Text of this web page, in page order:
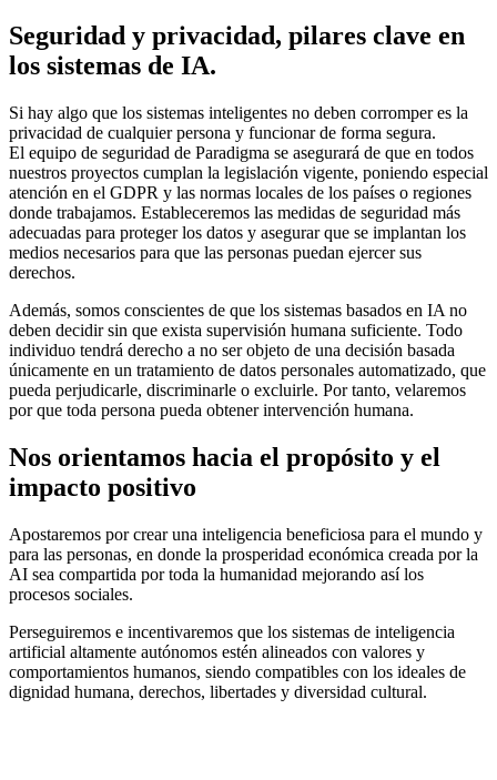
Seguridad y privacidad, pilares clave en
los sistemas de IA.
Si hay algo que los sistemas inteligentes no deben corromper es la
privacidad de cualquier persona y funcionar de forma segura.
El equipo de seguridad de Paradigma se asegurará de que en todos
nuestros proyectos cumplan la legislación vigente, poniendo especial
atención en el GDPR y las normas locales de los países o regiones
donde trabajamos. Estableceremos las medidas de seguridad más
adecuadas para proteger los datos y asegurar que se implantan los
medios necesarios para que las personas puedan ejercer sus
derechos.
Además, somos conscientes de que los sistemas basados en IA no
deben decidir sin que exista supervisión humana suficiente. Todo
individuo tendrá derecho a no ser objeto de una decisión basada
únicamente en un tratamiento de datos personales automatizado, que
pueda perjudicarle, discriminarle o excluirle. Por tanto, velaremos
por que toda persona pueda obtener intervención humana.
Nos orientamos hacia el propósito y el
impacto positivo
Apostaremos por crear una inteligencia beneficiosa para el mundo y
para las personas, en donde la prosperidad económica creada por la
AI sea compartida por toda la humanidad mejorando así los
procesos sociales.
Perseguiremos e incentivaremos que los sistemas de inteligencia
artificial altamente autónomos estén alineados con valores y
comportamientos humanos, siendo compatibles con los ideales de
dignidad humana, derechos, libertades y diversidad cultural.